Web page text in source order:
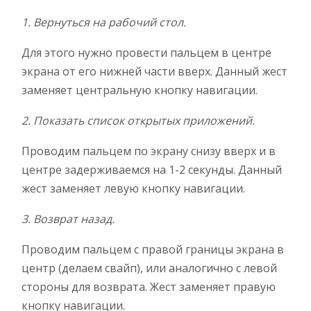
1. Вернуться на рабочий стол.
Для этого нужно провести пальцем в центре
экрана от его нижней части вверх. Данный жест
заменяет центральную кнопку навигации.
2. Показать список открытых приложений.
Проводим пальцем по экрану снизу вверх и в
центре задерживаемся на 1-2 секунды. Данный
жест заменяет левую кнопку навигации.
3. Возврат назад.
Проводим пальцем с правой границы экрана в
центр (делаем свайп), или аналогично с левой
стороны для возврата. Жест заменяет правую
кнопку навигации.